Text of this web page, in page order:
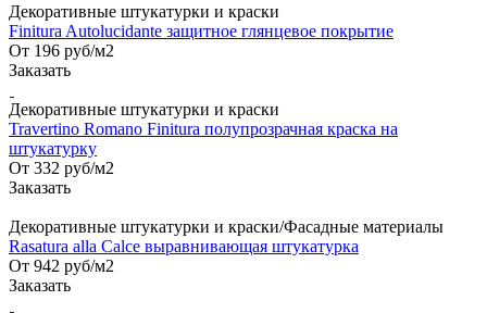
Декоративные штукатурки и краски
Finitura Autolucidante защитное глянцевое покрытие
От 196 руб/м2
Заказать
Декоративные штукатурки и краски
Travertino Romano Finitura полупрозрачная краска на
штукатурку
От 332 руб/м2
Заказать
Декоративные штукатурки и краски/Фасадные материалы
Rasatura alla Calce выравнивающая штукатурка
От 942 руб/м2
Заказать